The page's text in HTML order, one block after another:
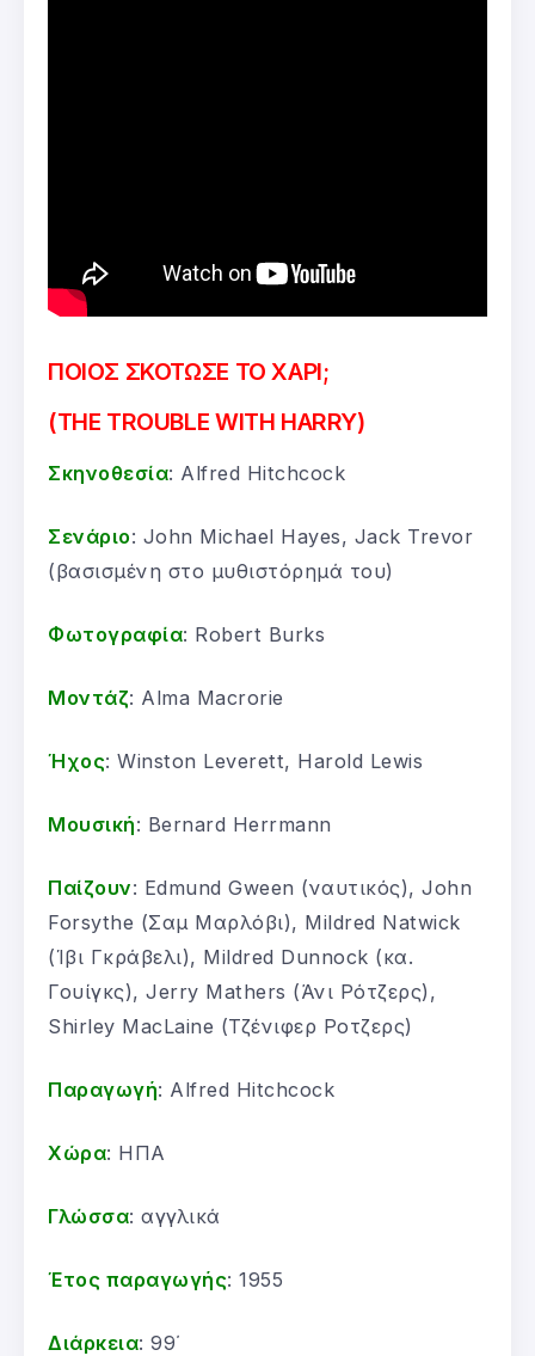
ΠΟΙΟΣ ΣΚΟΤΩΣΕ ΤΟ ΧΑΡΙ;
(THE TROUBLE WITH HARRY)
Σκηνοθεσία: Alfred Hitchcock
Σενάριο: John Michael Hayes, Jack Trevor
(βασισμένη στο μυθιστόρημά του)
Φωτογραφία: Robert Burks
Μοντάζ: Alma Macrorie
Ήχος: Winston Leverett, Harold Lewis
Μουσική: Bernard Herrmann
Παίζουν: Edmund Gween (ναυτικός), John
Forsythe (Σαμ Μαρλόβι), Mildred Natwick
(Ίβι Γκράβελι), Mildred Dunnock (κα.
Γουίγκς), Jerry Mathers (Άνι Ρότζερς),
Shirley MacLaine (Τζένιφερ Ροτζερς)
Παραγωγή: Alfred Hitchcock
Χώρα: ΗΠΑ
Γλώσσα: αγγλικά
Έτος παραγωγής: 1955
Διάρκεια: 99΄